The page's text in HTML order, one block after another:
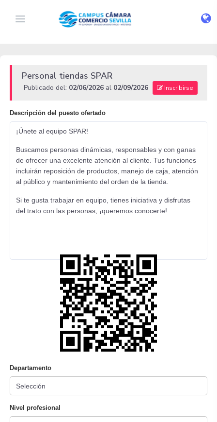
Personal tiendas SPAR
Publicado del: 02/06/2026 al 02/09/2026 Inscribirse
Descripción del puesto ofertado
¡Únete al equipo SPAR!
Buscamos personas dinámicas, responsables y con ganas
de ofrecer una excelente atención al cliente. Tus funciones
incluirán reposición de productos, manejo de caja, atención
al público y mantenimiento del orden de la tienda.
Si te gusta trabajar en equipo, tienes iniciativa y disfrutas
del trato con las personas, ¡queremos conocerte!
Departamento
Nivel profesional